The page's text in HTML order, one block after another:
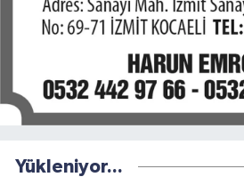
Yükleniyor...